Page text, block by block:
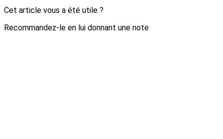
Cet article vous a été utile ?
Recommandez-le en lui donnant une note